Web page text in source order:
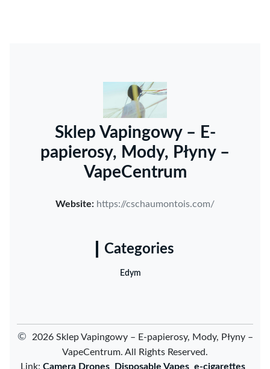
Sklep Vapingowy – E-
papierosy, Mody, Płyny –
VapeCentrum
Website: https://cschaumontois.com/
Categories
Edym
©
2026 Sklep Vapingowy – E-papierosy, Mody, Płyny –
VapeCentrum. All Rights Reserved.
Link: Camera Drones Disposable Vapes e-cigarettes